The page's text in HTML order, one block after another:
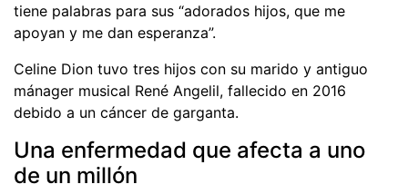
tiene palabras para sus “adorados hijos, que me
apoyan y me dan esperanza”.
Celine Dion tuvo tres hijos con su marido y antiguo
mánager musical René Angelil, fallecido en 2016
debido a un cáncer de garganta.
Una enfermedad que afecta a uno
de un millón